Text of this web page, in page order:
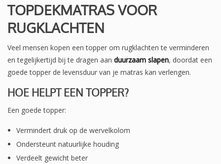
TOPDEKMATRAS VOOR
RUGKLACHTEN
Veel mensen kopen een topper om rugklachten te verminderen
en tegelijkertijd bij te dragen aan duurzaam slapen, doordat een
goede topper de levensduur van je matras kan verlengen.
HOE HELPT EEN TOPPER?
Een goede topper:
Vermindert druk op de wervelkolom
Ondersteunt natuurlijke houding
Verdeelt gewicht beter